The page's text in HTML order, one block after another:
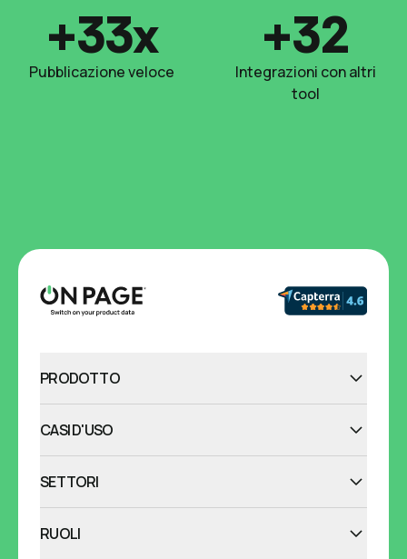
+33x
Pubblicazione veloce
+32
Integrazioni con altri
tool
PRODOTTO
CASI D'USO
SETTORI
RUOLI